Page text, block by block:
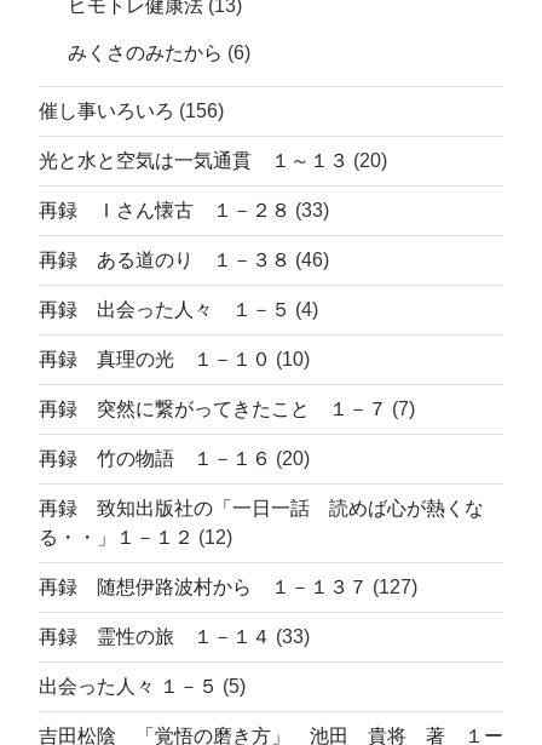
ヒモトレ健康法 (13)
みくさのみたから (6)
催し事いろいろ (156)
光と水と空気は一気通貫 １～１３ (20)
再録 Ｉさん懐古 １－２８ (33)
再録 ある道のり １－３８ (46)
再録 出会った人々 １－５ (4)
再録 真理の光 １－１０ (10)
再録 突然に繋がってきたこと １－７ (7)
再録 竹の物語 １－１６ (20)
再録 致知出版社の「一日一話 読めば心が熱くな
る・・」１－１２ (12)
再録 随想伊路波村から １－１３７ (127)
再録 霊性の旅 １－１４ (33)
出会った人々 １－５ (5)
吉田松陰 「覚悟の磨き方」 池田 貴将 著 １ー